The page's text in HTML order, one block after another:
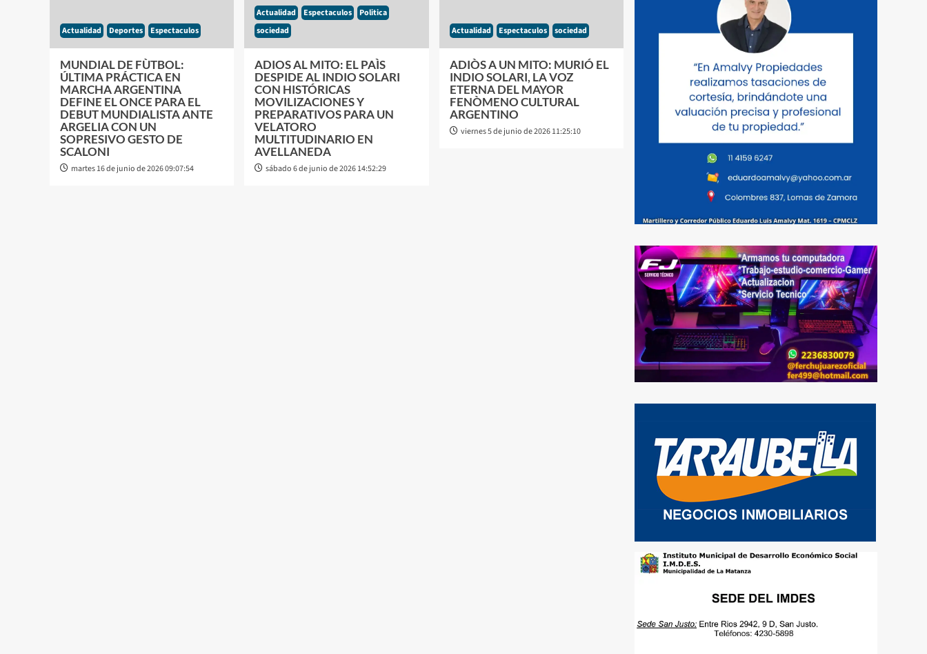
Actualidad Deportes Espectaculos
MUNDIAL DE FÙTBOL:
ÚLTIMA PRÁCTICA EN
MARCHA ARGENTINA
DEFINE EL ONCE PARA EL
DEBUT MUNDIALISTA ANTE
ARGELIA CON UN
SOPRESIVO GESTO DE
SCALONI
martes 16 de junio de 2026 09:07:54
Actualidad Espectaculos
Politica
sociedad
ADIOS AL MITO: EL PAÌS
DESPIDE AL INDIO SOLARI
CON HISTÓRICAS
MOVILIZACIONES Y
PREPARATIVOS PARA UN
VELATORO
MULTITUDINARIO EN
AVELLANEDA
sábado 6 de junio de 2026 14:52:29
Actualidad Espectaculos sociedad
ADIÒS A UN MITO: MURIÓ EL
INDIO SOLARI, LA VOZ
ETERNA DEL MAYOR
FENÒMENO CULTURAL
ARGENTINO
viernes 5 de junio de 2026 11:25:10